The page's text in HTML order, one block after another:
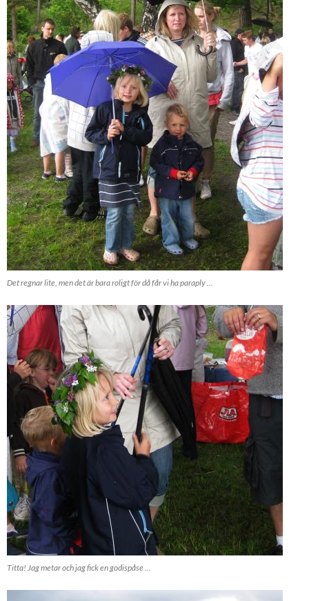
Det regnar lite, men det är bara roligt för då får vi ha paraply ...
Titta! Jag metar och jag fick en godispåse ...